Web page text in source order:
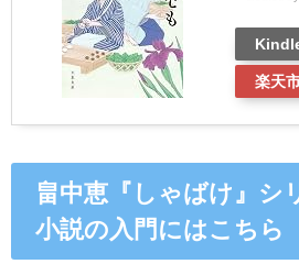
楽天
畠中恵『しゃばけ』
小説の入門にはこちら